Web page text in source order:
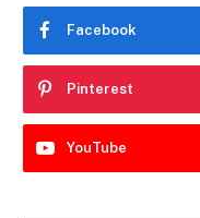
Facebook
Pinterest
YouTube